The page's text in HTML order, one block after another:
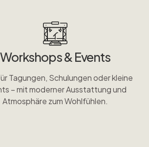
Workshops & Events
Tagungen, Schulungen oder kleine
– mit moderner Ausstattung und
Atmosphäre zum Wohlfühlen.